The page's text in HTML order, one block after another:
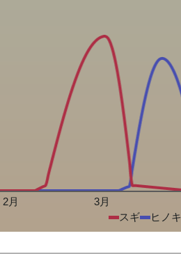
2月 3月
スギ
ヒノキ